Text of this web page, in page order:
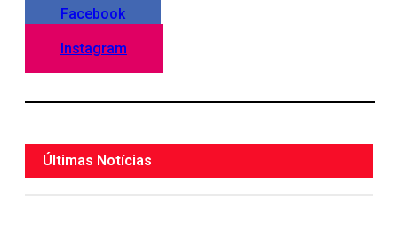
Facebook
Instagram
Últimas Notícias